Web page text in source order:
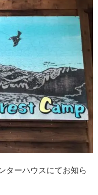
ターハウスにてお知ら